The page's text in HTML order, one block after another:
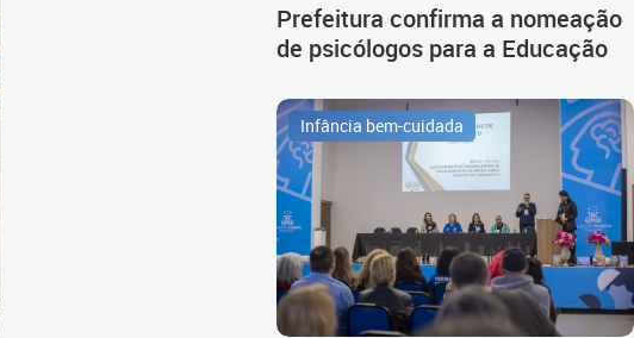
Prefeitura confirma a nomeação
de psicólogos para a Educação
Infância bem-cuidada